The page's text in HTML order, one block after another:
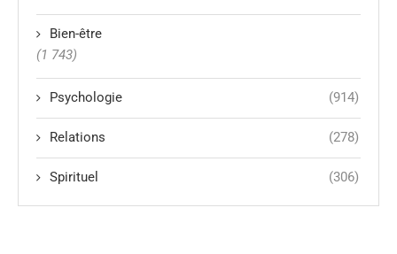
Bien-être
(1 743)
Psychologie (914)
Relations (278)
Spirituel (306)